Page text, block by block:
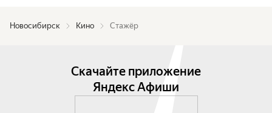
Новосибирск Кино Стажёр
Скачайте приложение
Яндекс Афиши